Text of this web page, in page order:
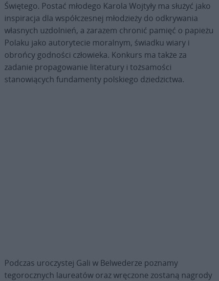
Świętego. Postać młodego Karola Wojtyły ma służyć jako
inspiracja dla współczesnej młodzieży do odkrywania
własnych uzdolnień, a zarazem chronić pamięć o papieżu
Polaku jako autorytecie moralnym, świadku wiary i
obrońcy godności człowieka. Konkurs ma także za
zadanie propagowanie literatury i tożsamości
stanowiących fundamenty polskiego dziedzictwa.
Podczas uroczystej Gali w Belwederze poznamy
tegorocznych laureatów oraz wręczone zostaną nagrody